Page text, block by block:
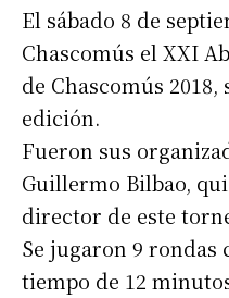
El sábado 8 de
Chascomús el XXI
de Chascomús 2018,
edición.
Fueron sus
Guillermo Bilbao,
director de este
Se jugaron 9
tiempo de 12